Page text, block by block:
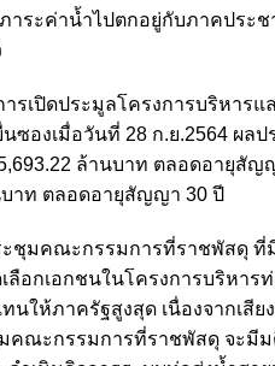
าระค่าน้ำไปตกอยู่กับภาคประ
รเปิดประมูลโครงการบริหา
ซองเมื่อวันที่ 28 ก.ย.2564 ผล
ล้านบาท ตลอดอายุสั
าท ตลอดอายุสัญญา 30 ปี
ชุมคณะกรรมการที่ราชพัสดุ
อกเอกชนในโครงการบริหา
นให้ภาครัฐสูงสุด เนื่องจากเ
ณะกรรมการที่ราชพัสดุ จะมีม